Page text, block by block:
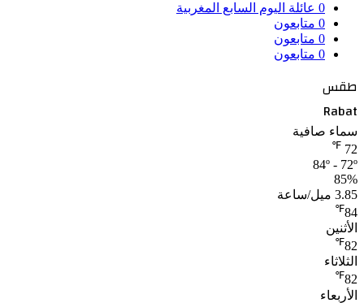
0 عائلة اليوم السابع المغربية
0 متابعون
0 متابعون
0 متابعون
طقس
Rabat
سماء صافية
72
℉
84º - 72º
85%
3.85 ميل/ساعة
84
℉
الأثنين
82
℉
الثلاثاء
82
℉
الأربعاء